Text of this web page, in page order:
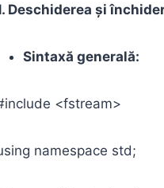
Deschiderea și
Sintaxă generală:
<fstream>
namespace std;